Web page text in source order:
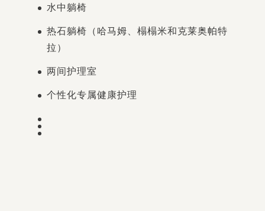
水中躺椅
热石躺椅（哈马姆、榻榻米和克莱奥帕特
拉）
两间护理室
个性化专属健康护理